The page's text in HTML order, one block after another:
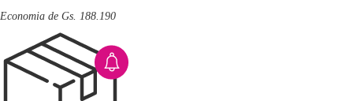
Economia de Gs. 188.190